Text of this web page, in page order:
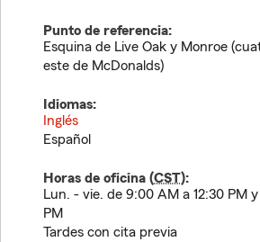
Punto de referencia:
Esquina de Live Oak y Monroe
este de McDonalds)
Idiomas:
Inglés
Español
Horas de oficina (CST):
Lun. - vie. de 9:00 AM a 12:30 PM
PM
Tardes con cita previa